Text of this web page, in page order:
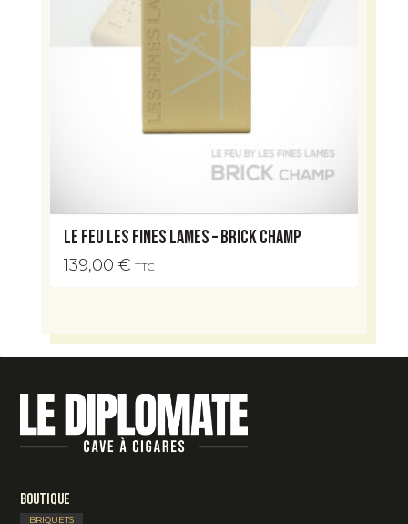
Le Feu Les Fines Lames – Brick Champ
139,00 € TTC
Boutique
BRIQUETS